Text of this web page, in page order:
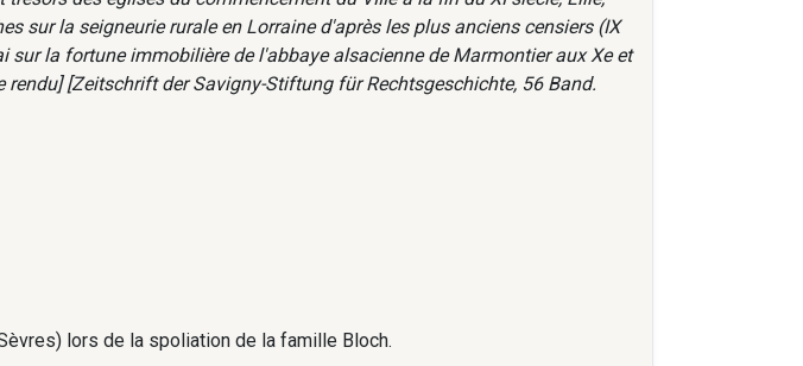
sur la seigneurie rurale en Lorraine d'après les plus anciens censiers (IX
sur la fortune immobilière de l'abbaye alsacienne de Marmontier aux Xe et
rendu] [Zeitschrift der Savigny-Stiftung für Rechtsgeschichte, 56 Band.
lors de la spoliation de la famille Bloch.